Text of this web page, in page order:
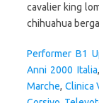
Performer B1
Anni 2000 Italia,
Marche, Clinica